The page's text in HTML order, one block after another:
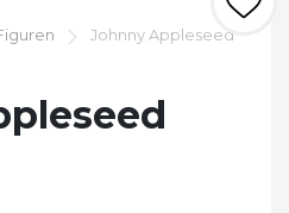
Johnny Appleseed